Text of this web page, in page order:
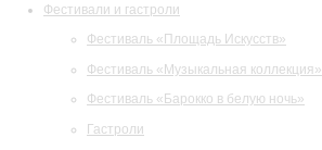
Фестивали и гастроли
Фестиваль «Площадь Искусств»
Фестиваль «Музыкальная коллекция»
Фестиваль «Барокко в белую ночь»
Гастроли